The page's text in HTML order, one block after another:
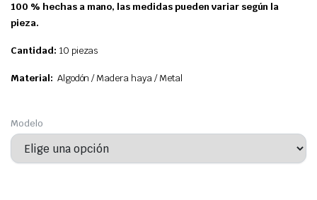
100 % hechas a mano, las medidas pueden variar según la
pieza.
Cantidad: 10 piezas
Material: Algodón / Madera haya / Metal
Modelo